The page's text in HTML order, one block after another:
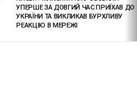
УПЕРШЕ ЗА ДОВГИЙ ЧАС ПРИЇХАВ ДО
УКРАЇНИ ТА ВИКЛИКАВ БУРХЛИВУ
РЕАКЦІЮ В МЕРЕЖІ